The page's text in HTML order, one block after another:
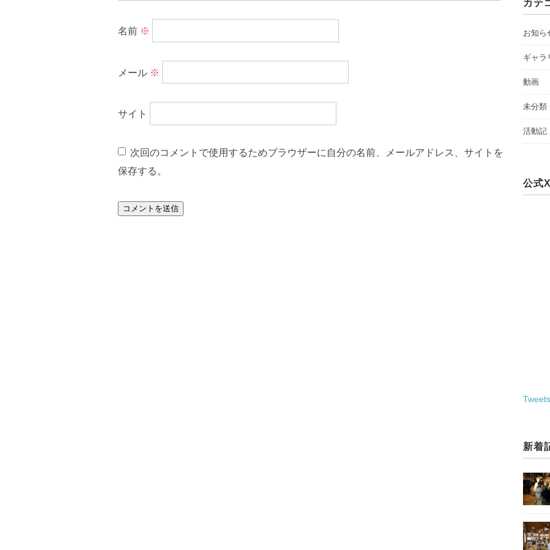
名前 ※
メール ※
サイト
次回のコメントで使用するためブラウザーに自分の名前、メールアドレス、サイトを
保存する。
カテ
お知ら
ギャラ
動画
未分類
活動記
公式X
新着